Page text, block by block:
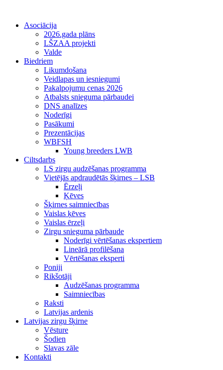
Asociācija
2026.gada plāns
LŠZAA projekti
Valde
Biedriem
Likumdošana
Veidlapas un iesniegumi
Pakalpojumu cenas 2026
Atbalsts snieguma pārbaudei
DNS analīzes
Noderīgi
Pasākumi
Prezentācijas
WBFSH
Young breeders LWB
Ciltsdarbs
LS zirgu audzēšanas programma
Vietējās apdraudētās šķirnes – LSB
Ērzeļi
Ķēves
Šķirnes saimniecības
Vaislas ķēves
Vaislas ērzeļi
Zirgu snieguma pārbaude
Noderīgi vērtēšanas ekspertiem
Lineārā profilēšana
Vērtēšanas eksperti
Poniji
Rikšotāji
Audzēšanas programma
Saimniecības
Raksti
Latvijas ardenis
Latvijas zirgu šķirne
Vēsture
Šodien
Slavas zāle
Kontakti